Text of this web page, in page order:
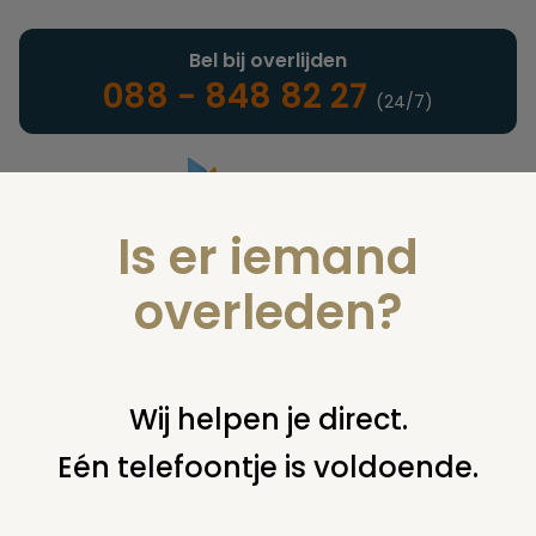
Landelijke uitvaartonderneming
Bel bij overlijden
088 - 848 82 27 (24/7)
U bent hier: home nieuws & agenda nieuws
voorbereidingen herinnering verlicht 2008 zijn begonnen.
Is er iemand
overleden?
Wij helpen je direct.
Eén telefoontje is voldoende.